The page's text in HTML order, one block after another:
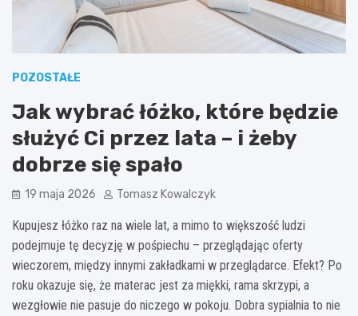
POZOSTAŁE
Jak wybrać łóżko, które będzie
służyć Ci przez lata – i żeby
dobrze się spało
19 maja 2026 Tomasz Kowalczyk
Kupujesz łóżko raz na wiele lat, a mimo to większość ludzi
podejmuje tę decyzję w pośpiechu – przeglądając oferty
wieczorem, między innymi zakładkami w przeglądarce. Efekt? Po
roku okazuje się, że materac jest za miękki, rama skrzypi, a
wezgłowie nie pasuje do niczego w pokoju. Dobra sypialnia to nie